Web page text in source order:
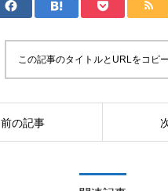
この記事のタイトルとURLをコピ
前の記事